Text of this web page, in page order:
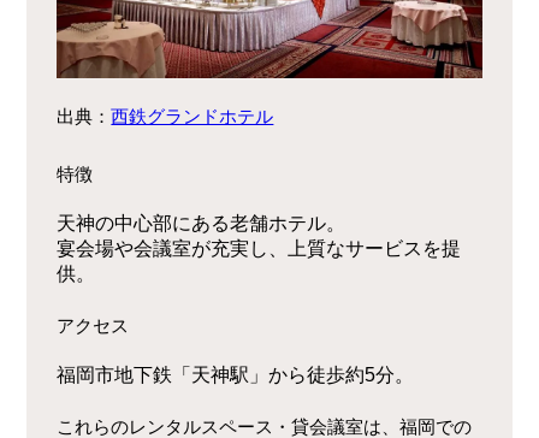
出典：西鉄グランドホテル
特徴
天神の中心部にある老舗ホテル。
宴会場や会議室が充実し、上質なサービスを提
供。
アクセス
福岡市地下鉄「天神駅」から徒歩約5分。
これらのレンタルスペース・貸会議室は、福岡での